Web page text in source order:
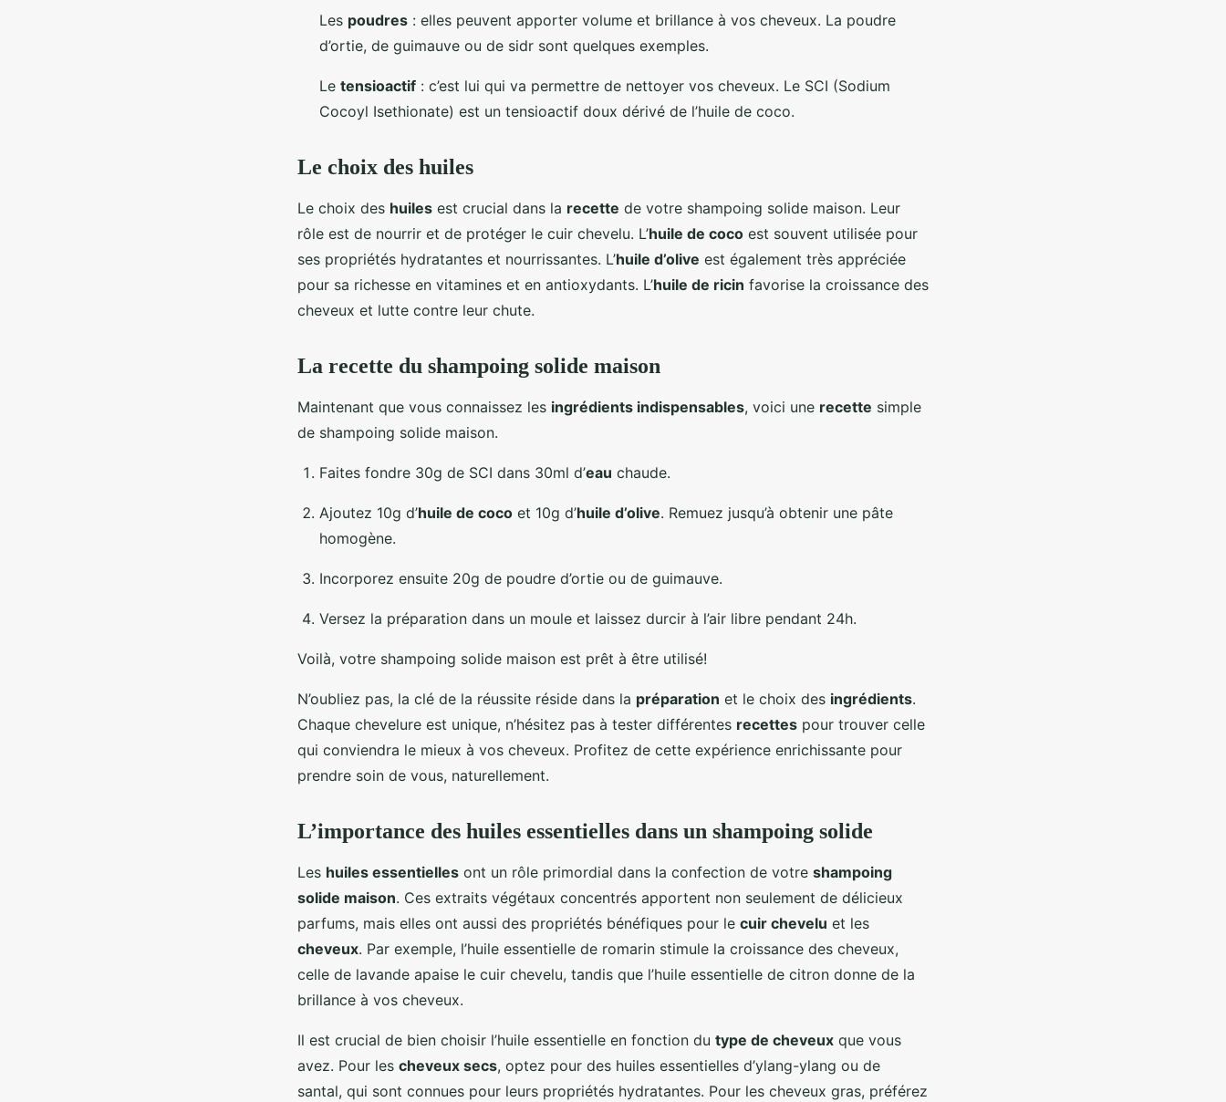
Les poudres : elles peuvent apporter volume et brillance à vos cheveux. La poudre
d’ortie, de guimauve ou de sidr sont quelques exemples.
Le tensioactif : c’est lui qui va permettre de nettoyer vos cheveux. Le SCI (Sodium
Cocoyl Isethionate) est un tensioactif doux dérivé de l’huile de coco.
Le choix des huiles
Le choix des huiles est crucial dans la recette de votre shampoing solide maison. Leur
rôle est de nourrir et de protéger le cuir chevelu. L’huile de coco est souvent utilisée pour
ses propriétés hydratantes et nourrissantes. L’huile d’olive est également très appréciée
pour sa richesse en vitamines et en antioxydants. L’huile de ricin favorise la croissance des
cheveux et lutte contre leur chute.
La recette du shampoing solide maison
Maintenant que vous connaissez les ingrédients indispensables, voici une recette simple
de shampoing solide maison.
Faites fondre 30g de SCI dans 30ml d’eau chaude.
Ajoutez 10g d’huile de coco et 10g d’huile d’olive. Remuez jusqu’à obtenir une pâte
homogène.
Incorporez ensuite 20g de poudre d’ortie ou de guimauve.
Versez la préparation dans un moule et laissez durcir à l’air libre pendant 24h.
Voilà, votre shampoing solide maison est prêt à être utilisé!
N’oubliez pas, la clé de la réussite réside dans la préparation et le choix des ingrédients.
Chaque chevelure est unique, n’hésitez pas à tester différentes recettes pour trouver celle
qui conviendra le mieux à vos cheveux. Profitez de cette expérience enrichissante pour
prendre soin de vous, naturellement.
L’importance des huiles essentielles dans un shampoing solide
Les huiles essentielles ont un rôle primordial dans la confection de votre shampoing
solide maison. Ces extraits végétaux concentrés apportent non seulement de délicieux
parfums, mais elles ont aussi des propriétés bénéfiques pour le cuir chevelu et les
cheveux. Par exemple, l’huile essentielle de romarin stimule la croissance des cheveux,
celle de lavande apaise le cuir chevelu, tandis que l’huile essentielle de citron donne de la
brillance à vos cheveux.
Il est crucial de bien choisir l’huile essentielle en fonction du type de cheveux que vous
avez. Pour les cheveux secs, optez pour des huiles essentielles d’ylang-ylang ou de
santal, qui sont connues pour leurs propriétés hydratantes. Pour les cheveux gras, préférez